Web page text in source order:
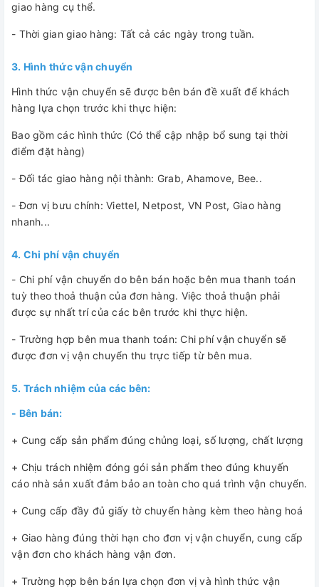
giao hàng cụ thể.
- Thời gian giao hàng: Tất cả các ngày trong tuần.
3. Hình thức vận chuyển
Hình thức vận chuyển sẽ được bên bán đề xuất để khách
hàng lựa chọn trước khi thực hiện:
Bao gồm các hình thức (Có thể cập nhập bổ sung tại thời
điểm đặt hàng)
- Đối tác giao hàng nội thành: Grab, Ahamove, Bee..
- Đơn vị bưu chính: Viettel, Netpost, VN Post, Giao hàng
nhanh...
4. Chi phí vận chuyển
- Chi phí vận chuyển do bên bán hoặc bên mua thanh toán
tuỳ theo thoả thuận của đơn hàng. Việc thoả thuận phải
được sự nhất trí của các bên trước khi thực hiện.
- Trường hợp bên mua thanh toán: Chi phí vận chuyển sẽ
được đơn vị vận chuyển thu trực tiếp từ bên mua.
5. Trách nhiệm của các bên:
- Bên bán:
+ Cung cấp sản phẩm đúng chủng loại, số lượng, chất lượng
+ Chịu trách nhiệm đóng gói sản phẩm theo đúng khuyến
cáo nhà sản xuất đảm bảo an toàn cho quá trình vận chuyển.
+ Cung cấp đầy đủ giấy tờ chuyển hàng kèm theo hàng hoá
+ Giao hàng đúng thời hạn cho đơn vị vận chuyển, cung cấp
vận đơn cho khách hàng vận đơn.
+ Trường hợp bên bán lựa chọn đơn vị và hình thức vận